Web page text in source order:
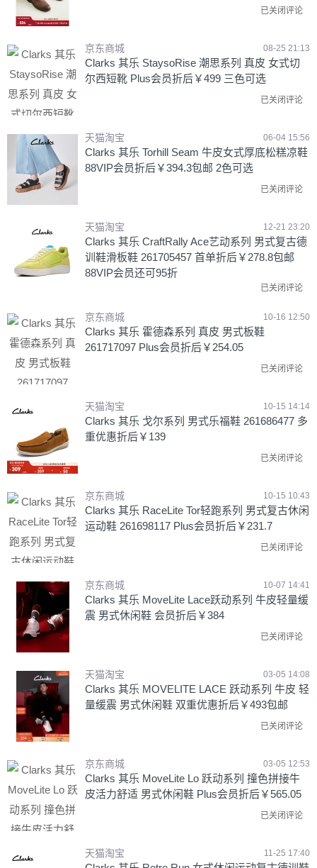
已关闭评论
京东商城 08-25 21:13
Clarks 其乐 StaysoRise 潮思系列 真皮 女式切
尔西短靴 Plus会员折后￥499 三色可选
已关闭评论
天猫淘宝 06-04 15:56
Clarks 其乐 Torhill Seam 牛皮女式厚底松糕凉鞋
88VIP会员折后￥394.3包邮 2色可选
已关闭评论
天猫淘宝 12-21 23:20
Clarks 其乐 CraftRally Ace艺动系列 男式复古德
训鞋滑板鞋 261705457 首单折后￥278.8包邮
88VIP会员还可95折
已关闭评论
京东商城 10-16 12:50
Clarks 其乐 霍德森系列 真皮 男式板鞋
261717097 Plus会员折后￥254.05
已关闭评论
天猫淘宝 10-15 14:14
Clarks 其乐 戈尔系列 男式乐福鞋 261686477 多
重优惠折后￥139
已关闭评论
京东商城 10-15 10:43
Clarks 其乐 RaceLite Tor轻跑系列 男式复古休闲
运动鞋 261698117 Plus会员折后￥231.7
已关闭评论
京东商城 10-07 14:41
Clarks 其乐 MoveLite Lace跃动系列 牛皮轻量缓
震 男式休闲鞋 会员折后￥384
已关闭评论
天猫淘宝 03-05 14:08
Clarks 其乐 MOVELITE LACE 跃动系列 牛皮 轻
量缓震 男式休闲鞋 双重优惠折后￥493包邮
已关闭评论
京东商城 03-05 12:53
Clarks 其乐 MoveLite Lo 跃动系列 撞色拼接牛
皮活力舒适 男式休闲鞋 Plus会员折后￥565.05
已关闭评论
天猫淘宝 11-25 17:40